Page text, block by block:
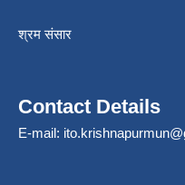
श्रम संसार
Contact Details
E-mail: